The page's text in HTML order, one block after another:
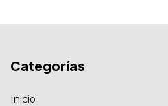
Categorías
Inicio